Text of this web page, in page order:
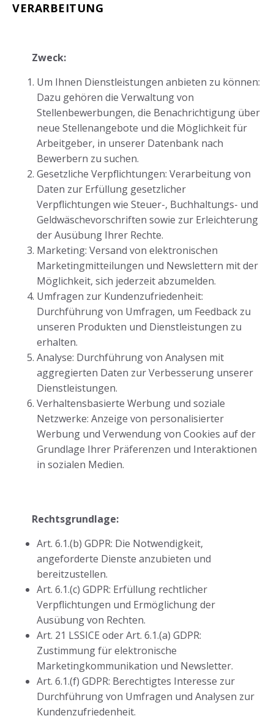
VERARBEITUNG
Zweck:
Um Ihnen Dienstleistungen anbieten zu können:
Dazu gehören die Verwaltung von
Stellenbewerbungen, die Benachrichtigung über
neue Stellenangebote und die Möglichkeit für
Arbeitgeber, in unserer Datenbank nach
Bewerbern zu suchen.
Gesetzliche Verpflichtungen: Verarbeitung von
Daten zur Erfüllung gesetzlicher
Verpflichtungen wie Steuer-, Buchhaltungs- und
Geldwäschevorschriften sowie zur Erleichterung
der Ausübung Ihrer Rechte.
Marketing: Versand von elektronischen
Marketingmitteilungen und Newslettern mit der
Möglichkeit, sich jederzeit abzumelden.
Umfragen zur Kundenzufriedenheit:
Durchführung von Umfragen, um Feedback zu
unseren Produkten und Dienstleistungen zu
erhalten.
Analyse: Durchführung von Analysen mit
aggregierten Daten zur Verbesserung unserer
Dienstleistungen.
Verhaltensbasierte Werbung und soziale
Netzwerke: Anzeige von personalisierter
Werbung und Verwendung von Cookies auf der
Grundlage Ihrer Präferenzen und Interaktionen
in sozialen Medien.
Rechtsgrundlage:
Art. 6.1.(b) GDPR: Die Notwendigkeit,
angeforderte Dienste anzubieten und
bereitzustellen.
Art. 6.1.(c) GDPR: Erfüllung rechtlicher
Verpflichtungen und Ermöglichung der
Ausübung von Rechten.
Art. 21 LSSICE oder Art. 6.1.(a) GDPR:
Zustimmung für elektronische
Marketingkommunikation und Newsletter.
Art. 6.1.(f) GDPR: Berechtigtes Interesse zur
Durchführung von Umfragen und Analysen zur
Kundenzufriedenheit.